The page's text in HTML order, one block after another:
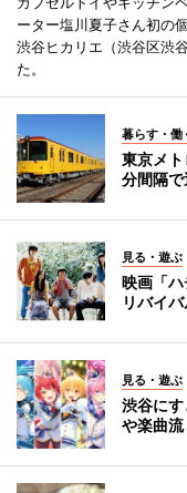
ーター塩川夏子さん初の
渋谷ヒカリエ（渋谷区渋
た。
暮らす・働
東京メ
分間隔
見る・遊ぶ
映画「
リバイ
見る・遊ぶ
渋谷に
や楽曲